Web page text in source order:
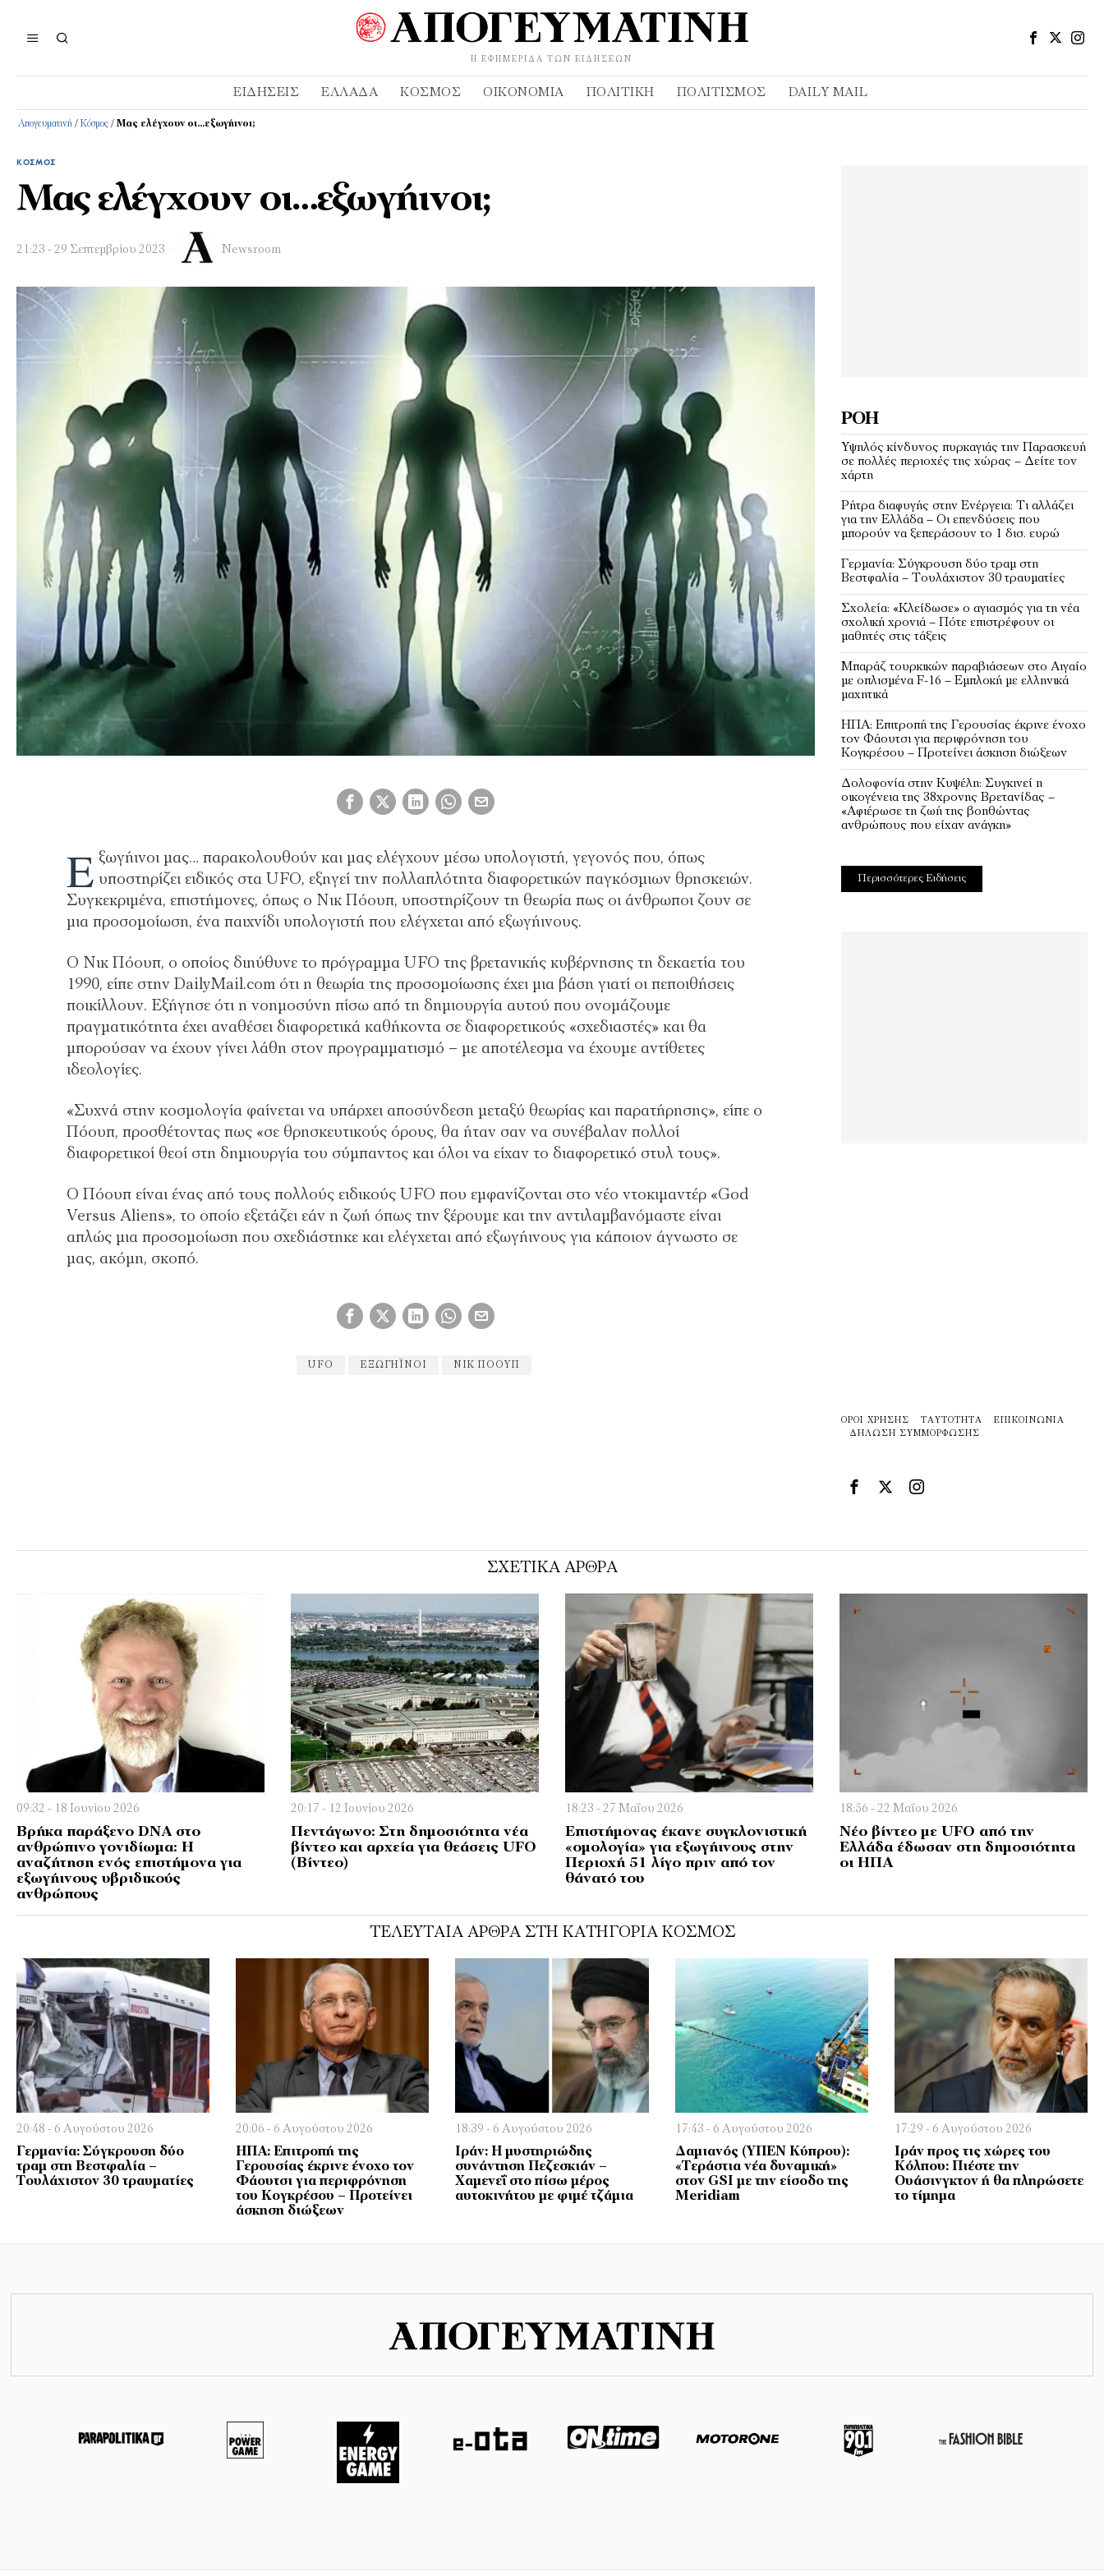
Η ΕΦΗΜΕΡΊΔΑ ΤΩΝ ΕΙΔΉΣΕΩΝ
ΕΙΔΉΣΕΙΣ ΕΛΛΆΔΑ ΚΌΣΜΟΣ ΟΙΚΟΝΟΜΊΑ ΠΟΛΙΤΙΚΉ ΠΟΛΙΤΙΣΜΌΣ DAILY MAIL
Απογευματινή / Κόσμος / Μας ελέγχουν οι…εξωγήινοι;
ΚΌΣΜΟΣ
Μας ελέγχουν οι…εξωγήινοι;
21:23 - 29 Σεπτεμβρίου 2023 Newsroom
Ε ξωγήινοι μας… παρακολουθούν και μας ελέγχουν μέσω υπολογιστή, γεγονός που, όπως
υποστηρίζει ειδικός στα UFO, εξηγεί την πολλαπλότητα διαφορετικών παγκόσμιων θρησκειών.
Συγκεκριμένα, επιστήμονες, όπως ο Νικ Πόουπ, υποστηρίζουν τη θεωρία πως οι άνθρωποι ζουν σε
μια προσομοίωση, ένα παιχνίδι υπολογιστή που ελέγχεται από εξωγήινους.
Ο Νικ Πόουπ, ο οποίος διηύθυνε το πρόγραμμα UFO της βρετανικής κυβέρνησης τη δεκαετία του
1990, είπε στην DailyMail.com ότι η θεωρία της προσομοίωσης έχει μια βάση γιατί οι πεποιθήσεις
ποικίλλουν. Εξήγησε ότι η νοημοσύνη πίσω από τη δημιουργία αυτού που ονομάζουμε
πραγματικότητα έχει αναθέσει διαφορετικά καθήκοντα σε διαφορετικούς «σχεδιαστές» και θα
μπορούσαν να έχουν γίνει λάθη στον προγραμματισμό – με αποτέλεσμα να έχουμε αντίθετες
ιδεολογίες.
«Συχνά στην κοσμολογία φαίνεται να υπάρχει αποσύνδεση μεταξύ θεωρίας και παρατήρησης», είπε ο
Πόουπ, προσθέτοντας πως «σε θρησκευτικούς όρους, θα ήταν σαν να συνέβαλαν πολλοί
διαφορετικοί θεοί στη δημιουργία του σύμπαντος και όλοι να είχαν το διαφορετικό στυλ τους».
Ο Πόουπ είναι ένας από τους πολλούς ειδικούς UFO που εμφανίζονται στο νέο ντοκιμαντέρ «God
Versus Aliens», το οποίο εξετάζει εάν η ζωή όπως την ξέρουμε και την αντιλαμβανόμαστε είναι
απλώς μια προσομοίωση που σχεδιάστηκε και ελέγχεται από εξωγήινους για κάποιον άγνωστο σε
μας, ακόμη, σκοπό.
UFO ΕΞΩΓΉΙΝΟΙ ΝΙΚ ΠΌΟΥΠ
ΡΟΉ
Υψηλός κίνδυνος πυρκαγιάς την Παρασκευή
σε πολλές περιοχές της χώρας – Δείτε τον
χάρτη
Ρήτρα διαφυγής στην Ενέργεια: Τι αλλάζει
για την Ελλάδα – Οι επενδύσεις που
μπορούν να ξεπεράσουν το 1 δισ. ευρώ
Γερμανία: Σύγκρουση δύο τραμ στη
Βεστφαλία – Τουλάχιστον 30 τραυματίες
Σχολεία: «Κλείδωσε» ο αγιασμός για τη νέα
σχολική χρονιά – Πότε επιστρέφουν οι
μαθητές στις τάξεις
Μπαράζ τουρκικών παραβιάσεων στο Αιγαίο
με οπλισμένα F-16 – Εμπλοκή με ελληνικά
μαχητικά
ΗΠΑ: Επιτροπή της Γερουσίας έκρινε ένοχο
τον Φάουτσι για περιφρόνηση του
Κογκρέσου – Προτείνει άσκηση διώξεων
Δολοφονία στην Κυψέλη: Συγκινεί η
οικογένεια της 38χρονης Βρετανίδας –
«Αφιέρωσε τη ζωή της βοηθώντας
ανθρώπους που είχαν ανάγκη»
Περισσότερες Ειδήσεις
ΌΡΟΙ ΧΡΉΣΗΣ ΤΑΥΤΌΤΗΤΑ
ΕΠΙΚΟΙΝΩΝΊΑ
ΔΉΛΩΣΗ ΣΥΜΜΌΡΦΩΣΗΣ
ΣΧΕΤΙΚΑ ΑΡΘΡΑ
09:32 - 18 Ιουνίου 2026
Βρήκα παράξενο DNA στο
ανθρώπινο γονιδίωμα: Η
αναζήτηση ενός επιστήμονα για
εξωγήινους υβριδικούς
ανθρώπους
20:17 - 12 Ιουνίου 2026
Πεντάγωνο: Στη δημοσιότητα νέα
βίντεο και αρχεία για θεάσεις UFO
(Βίντεο)
18:23 - 27 Μαΐου 2026
Επιστήμονας έκανε συγκλονιστική
«ομολογία» για εξωγήινους στην
Περιοχή 51 λίγο πριν από τον
θάνατό του
18:56 - 22 Μαΐου 2026
Νέο βίντεο με UFO από την
Ελλάδα έδωσαν στη δημοσιότητα
οι ΗΠΑ
ΤΕΛΕΥΤΑΊΑ ΆΡΘΡΑ ΣΤΗ ΚΑΤΗΓΟΡΊΑ ΚΌΣΜΟΣ
20:48 - 6 Αυγούστου 2026
Γερμανία: Σύγκρουση δύο
τραμ στη Βεστφαλία –
Τουλάχιστον 30 τραυματίες
20:06 - 6 Αυγούστου 2026
ΗΠΑ: Επιτροπή της
Γερουσίας έκρινε ένοχο τον
Φάουτσι για περιφρόνηση
του Κογκρέσου – Προτείνει
άσκηση διώξεων
18:39 - 6 Αυγούστου 2026
Ιράν: Η μυστηριώδης
συνάντηση Πεζεσκιάν –
Χαμενεΐ στο πίσω μέρος
αυτοκινήτου με φιμέ τζάμια
17:43 - 6 Αυγούστου 2026
Δαμιανός (ΥΠΕΝ Κύπρου):
«Τεράστια νέα δυναμική»
στον GSI με την είσοδο της
Meridiam
17:29 - 6 Αυγούστου 2026
Ιράν προς τις χώρες του
Κόλπου: Πιέστε την
Ουάσινγκτον ή θα πληρώσετε
το τίμημα